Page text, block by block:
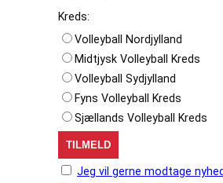
Kreds:
Volleyball Nordjylland
Midtjysk Volleyball Kreds
Volleyball Sydjylland
Fyns Volleyball Kreds
Sjællands Volleyball Kreds
Jeg vil gerne modtage